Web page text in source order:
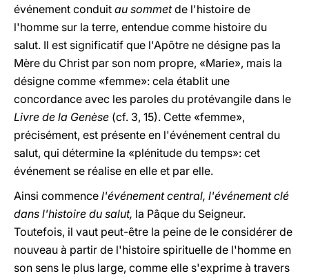
événement conduit au sommetde l'histoire de
l'homme sur la terre, entendue comme histoire du
salut. Il est significatif que l'Apôtre ne désigne pas la
Mère du Christ par son nom propre, «Marie», mais la
désigne comme «femme»: cela établit une
concordance avec les paroles du protévangile dans le
Livre de la Genèse (cf. 3, 15). Cette «femme»,
précisément, est présente en l'événement central du
salut, qui détermine la «plénitude du temps»: cet
événement se réalise en elle et par elle.
Ainsi commence l'événement central, l'événement clé
dans l'histoire du salut, la Pâque du Seigneur.
Toutefois, il vaut peut-être la peine de le considérer de
nouveau à partir de l'histoire spirituelle de l'homme en
son sens le plus large, comme elle s'exprime à travers